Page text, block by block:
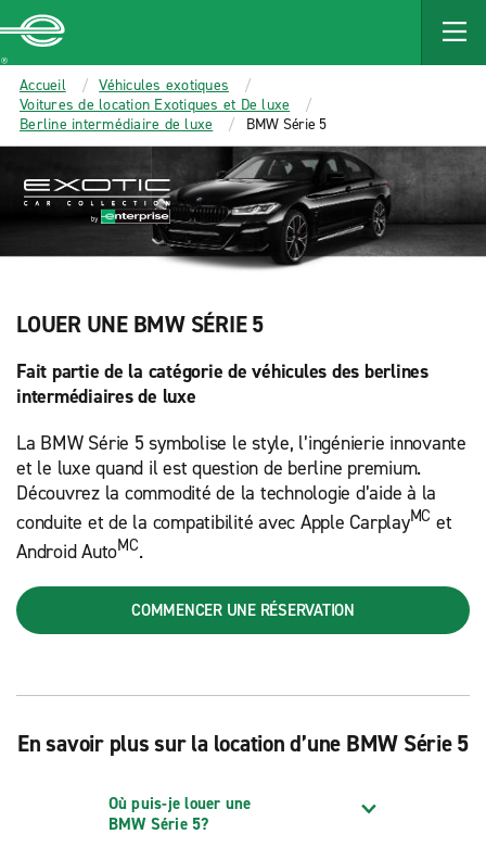
MAIN
CONTENT
Enterprise
Accueil
Véhicules exotiques
Voitures de location Exotiques et De luxe
Berline intermédiaire de luxe
BMW Série 5
LOUER UNE BMW SÉRIE 5
Fait partie de la catégorie de véhicules des berlines
intermédiaires de luxe
La BMW Série 5 symbolise le style, l’ingénierie innovante
et le luxe quand il est question de berline premium.
Découvrez la commodité de la technologie d’aide à la
conduite et de la compatibilité avec Apple CarplayMC et
Android AutoMC.
COMMENCER UNE RÉSERVATION
En savoir plus sur la location d’une BMW Série 5
Où puis-je louer une
BMW Série 5?